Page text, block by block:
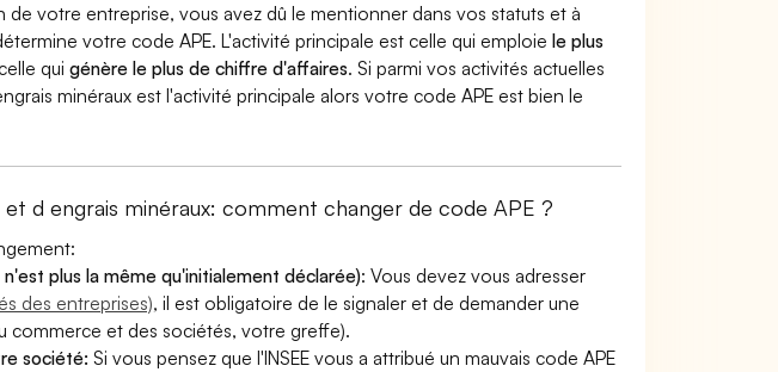
de votre entreprise, vous avez dû le mentionner dans vos statuts et à
votre code APE. L'activité principale est celle qui emploiele plus
quigénère le plus de chiffre d'affaires. Si parmi vos activités actuelles
minéraux est l'activité principale alors votre code APE est bien le
d engrais minéraux: comment changer de code APE ?
plus la même qu'initialement déclarée): Vous devez vous adresser
des entreprises), il est obligatoire de le signaler et de demander une
commerce et des sociétés, votre greffe).
société:Si vous pensez que l'INSEE vous a attribué un mauvais code APE